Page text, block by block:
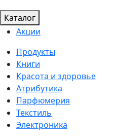
Каталог
Акции
Продукты
Книги
Красота и здоровье
Атрибутика
Парфюмерия
Текстиль
Электроника